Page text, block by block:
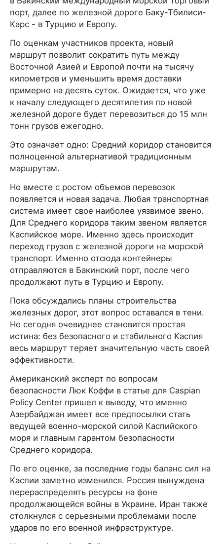
порт, далее по железной дороге Баку-Тбилиси-
Карс - в Турцию и Европу.
По оценкам участников проекта, новый
маршрут позволит сократить путь между
Восточной Азией и Европой почти на тысячу
километров и уменьшить время доставки
примерно на десять суток. Ожидается, что уже
к началу следующего десятилетия по новой
железной дороге будет перевозиться до 15 млн
тонн грузов ежегодно.
Это означает одно: Средний коридор становится
полноценной альтернативой традиционным
маршрутам.
Но вместе с ростом объемов перевозок
появляется и новая задача. Любая транспортная
система имеет свое наиболее уязвимое звено.
Для Среднего коридора таким звеном является
Каспийское море. Именно здесь происходит
переход грузов с железной дороги на морской
транспорт. Именно отсюда контейнеры
отправляются в Бакинский порт, после чего
продолжают путь в Турцию и Европу.
Пока обсуждались планы строительства
железных дорог, этот вопрос оставался в тени.
Но сегодня очевиднее становится простая
истина: без безопасного и стабильного Каспия
весь маршрут теряет значительную часть своей
эффективности.
Американский эксперт по вопросам
безопасности Люк Коффи в статье для Caspian
Policy Center пришел к выводу, что именно
Азербайджан имеет все предпосылки стать
ведущей военно-морской силой Каспийского
моря и главным гарантом безопасности
Среднего коридора.
По его оценке, за последние годы баланс сил на
Каспии заметно изменился. Россия вынуждена
перераспределять ресурсы на фоне
продолжающейся войны в Украине. Иран также
столкнулся с серьезными проблемами после
ударов по его военной инфраструктуре.